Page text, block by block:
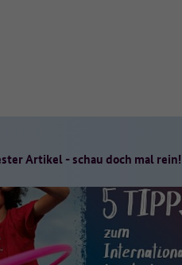
Artikel - schau doch mal rein!